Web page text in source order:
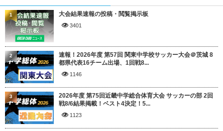
大会結果速報の投稿・閲覧掲示板
3401
1
速報！2026年度 第57回 関東中学校サッカー大会＠茨城 8
都県代表16チーム出場、1回戦8...
1146
2
2026年度 第75回近畿中学総合体育大会 サッカーの部 2回
戦8/6結果掲載！ベスト4決定！5...
1123
3